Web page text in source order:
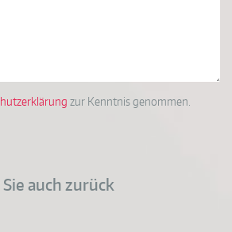
zur Kenntnis genommen.
auch zurück